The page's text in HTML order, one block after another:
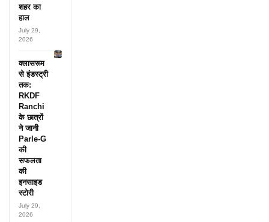
शहर का
हाल
July 29,
2026
क्लासरूम
से इंडस्ट्री
तक:
RKDF
Ranchi
के छात्रों
ने जानी
Parle-G
की
सफलता
की
इनसाइड
स्टोरी
July 29,
2026